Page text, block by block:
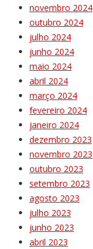
novembro 2024
outubro 2024
julho 2024
junho 2024
maio 2024
abril 2024
março 2024
fevereiro 2024
janeiro 2024
dezembro 2023
novembro 2023
outubro 2023
setembro 2023
agosto 2023
julho 2023
junho 2023
abril 2023